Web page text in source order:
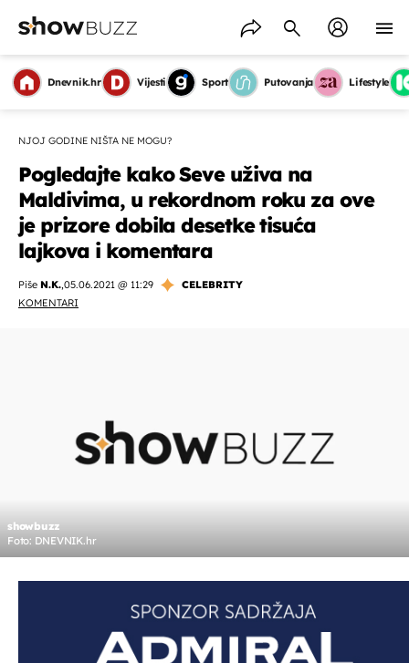
Dnevnik.hr Vijesti Sport Putovanja Lifestyle
NJOJ GODINE NIŠTA NE MOGU?
Pogledajte kako Seve uživa na
Maldivima, u rekordnom roku za ove
je prizore dobila desetke tisuća
lajkova i komentara
Piše N.K.,05.06.2021 @ 11:29
CELEBRITY
KOMENTARI
showbuzz
Foto: DNEVNIK.hr